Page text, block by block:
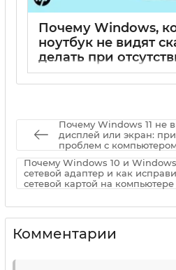
Почему Windows,
ноутбук не видят
делать при
подключения
Почему Windows 11 не
дисплей или экран:
проблем с
Почему Windows 10 и Windows
сетевой адаптер и как
сетевой картой на компьютере
Комментарии